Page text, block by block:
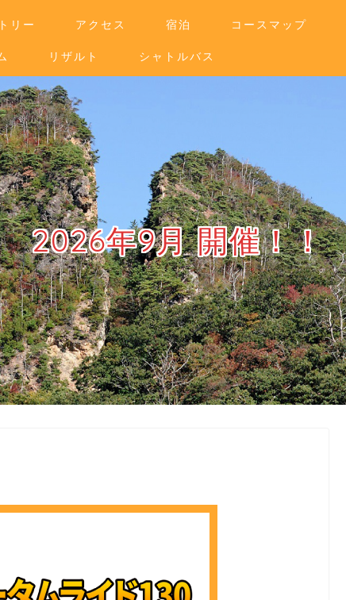
リー アクセス 宿泊 コースマップ
リザルト シャトルバス
2026年9月 開催！！